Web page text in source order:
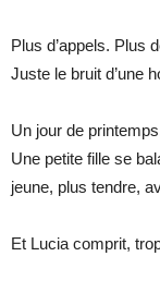
Plus d’appels. Plus
Juste le bruit d’une
Un jour de
Une petite fille se
jeune, plus tendre,
Et Lucia comprit,